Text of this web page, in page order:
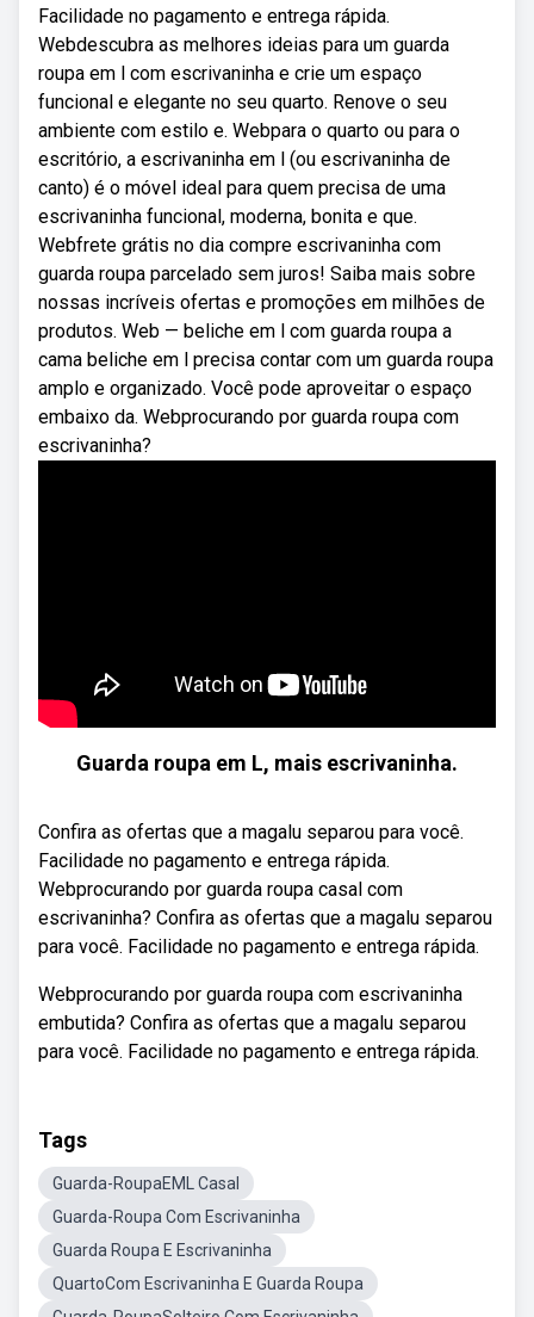
Facilidade no pagamento e entrega rápida.
Webdescubra as melhores ideias para um guarda
roupa em l com escrivaninha e crie um espaço
funcional e elegante no seu quarto. Renove o seu
ambiente com estilo e. Webpara o quarto ou para o
escritório, a escrivaninha em l (ou escrivaninha de
canto) é o móvel ideal para quem precisa de uma
escrivaninha funcional, moderna, bonita e que.
Webfrete grátis no dia compre escrivaninha com
guarda roupa parcelado sem juros! Saiba mais sobre
nossas incríveis ofertas e promoções em milhões de
produtos. Web — beliche em l com guarda roupa a
cama beliche em l precisa contar com um guarda roupa
amplo e organizado. Você pode aproveitar o espaço
embaixo da. Webprocurando por guarda roupa com
escrivaninha?
Guarda roupa em L, mais escrivaninha.
Confira as ofertas que a magalu separou para você.
Facilidade no pagamento e entrega rápida.
Webprocurando por guarda roupa casal com
escrivaninha? Confira as ofertas que a magalu separou
para você. Facilidade no pagamento e entrega rápida.
Webprocurando por guarda roupa com escrivaninha
embutida? Confira as ofertas que a magalu separou
para você. Facilidade no pagamento e entrega rápida.
Tags
Guarda-RoupaEML Casal
Guarda-Roupa Com Escrivaninha
Guarda Roupa E Escrivaninha
QuartoCom Escrivaninha E Guarda Roupa